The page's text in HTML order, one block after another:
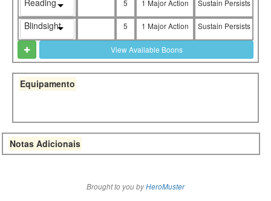
Reading 5 1 Major Action Sustain Persists
Blindsight 5 1 Major Action Sustain Persists
View Available Boons
Equipamento
Notas Adicionais
Brought to you byHeroMuster